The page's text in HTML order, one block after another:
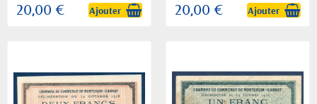
20,00 € Ajouter 20,00 € Ajouter